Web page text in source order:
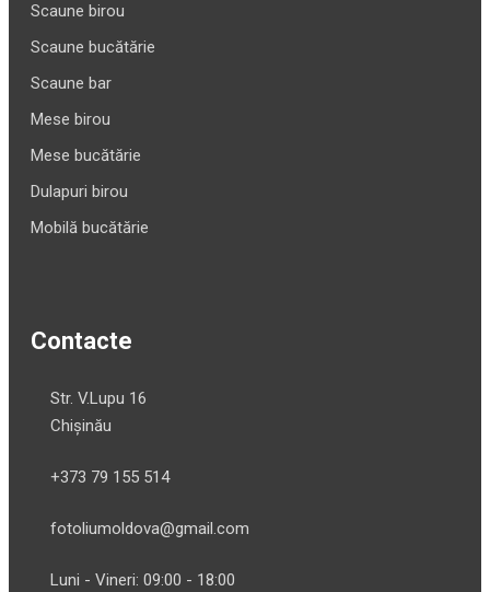
Scaune birou
Scaune bucătărie
Scaune bar
Mese birou
Mese bucătărie
Dulapuri birou
Mobilă bucătărie
Contacte
Str. V.Lupu 16
Chișinău
+373 79 155 514
fotoliumoldova@gmail.com
Luni - Vineri: 09:00 - 18:00